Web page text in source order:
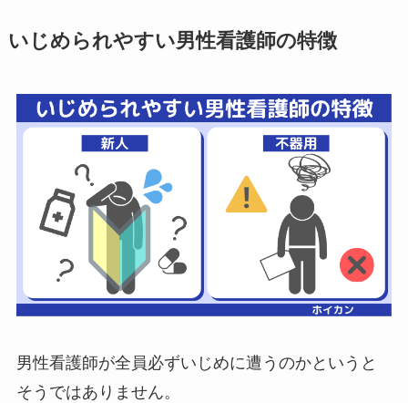
いじめられやすい男性看護師の特徴
男性看護師が全員必ずいじめに遭うのかというと
そうではありません。